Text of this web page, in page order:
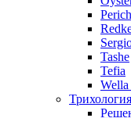
Tashe
Tefia
Трихология